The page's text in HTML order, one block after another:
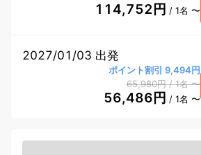
114,752円 / 1名 〜
2027/01/03 出発
ポイント割引 9,494円
65,980円/ 1名〜
56,486円 / 1名 〜